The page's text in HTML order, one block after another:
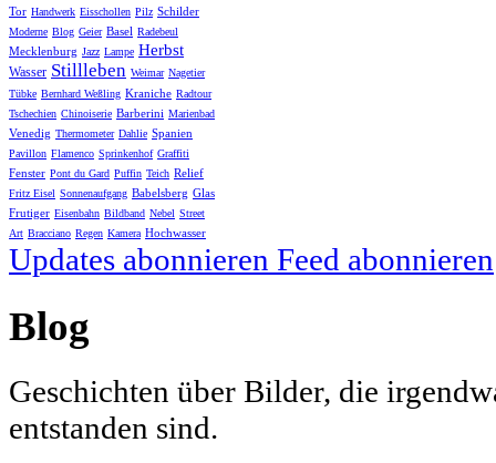
Tor Handwerk Eisschollen Pilz Schilder
Moderne Blog Geier Basel Radebeul
Mecklenburg Jazz Lampe Herbst
Wasser Stillleben Weimar Nagetier
Tübke Bernhard Weßling Kraniche Radtour
Tschechien Chinoiserie Barberini Marienbad
Venedig Thermometer Dahlie Spanien
Pavillon Flamenco Sprinkenhof Graffiti
Fenster Pont du Gard Puffin Teich Relief
Fritz Eisel Sonnenaufgang Babelsberg Glas
Frutiger Eisenbahn Bildband Nebel Street
Art Bracciano Regen Kamera Hochwasser
Updates abonnieren Feed abonnieren
Blog
Geschichten über Bilder, die
entstanden sind.